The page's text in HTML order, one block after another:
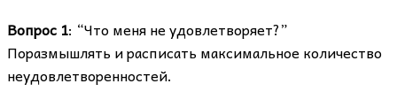
Вопрос 1: “Что меня не удовлетворяет?”
Поразмышлять и расписать максимальное количество
неудовлетворенностей.